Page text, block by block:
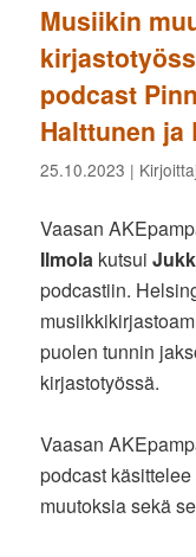
Musiikin
podcast
Halttunen ja
25.10.2023 |
Vaasan
Ilmola kutsui
podcastiin.
puolen tunnin
kirjastotyössä.
Vaasan
podcast
muutoksia sekä